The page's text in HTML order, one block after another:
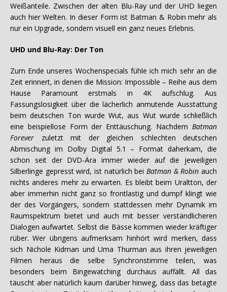
Weißanteile. Zwischen der alten Blu-Ray und der UHD liegen
auch hier Welten. In dieser Form ist Batman & Robin mehr als
nur ein Upgrade, sondern visuell ein ganz neues Erlebnis.
UHD und Blu-Ray: Der Ton
Zum Ende unseres Wochenspecials fühle ich mich sehr an die
Zeit erinnert, in denen die Mission: Impossible – Reihe aus dem
Hause Paramount erstmals in 4K aufschlug. Aus
Fassungslosigkeit über die lächerlich anmutende Ausstattung
beim deutschen Ton wurde Wut, aus Wut wurde schließlich
eine beispiellose Form der Enttäuschung. Nachdem Batman
Forever zuletzt mit der gleichen schlechten deutschen
Abmischung im Dolby Digital 5.1 – Format daherkam, die
schon seit der DVD-Ära immer wieder auf die jeweiligen
Silberlinge gepresst wird, ist natürlich bei Batman & Robin auch
nichts anderes mehr zu erwarten. Es bleibt beim Uraltton, der
aber immerhin nicht ganz so frontlastig und dumpf klingt wie
der des Vorgängers, sondern stattdessen mehr Dynamik im
Raumspektrum bietet und auch mit besser verständlicheren
Dialogen aufwartet. Selbst die Bässe kommen wieder kräftiger
rüber. Wer übrigens aufmerksam hinhört wird merken, dass
sich Nichole Kidman und Uma Thurman aus ihren jeweiligen
Filmen heraus die selbe Synchronstimme teilen, was
besonders beim Bingewatching durchaus auffällt. All das
täuscht aber natürlich kaum darüber hinweg, dass das betagte